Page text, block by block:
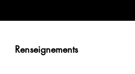
Renseignements